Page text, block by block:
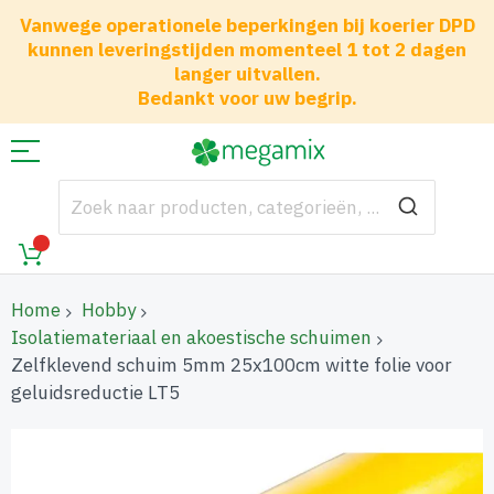
Vanwege operationele beperkingen bij koerier DPD
kunnen leveringstijden momenteel 1 tot 2 dagen
langer uitvallen.
Bedankt voor uw begrip.
Home
Hobby
Isolatiemateriaal en akoestische schuimen
Zelfklevend schuim 5mm 25x100cm witte folie voor
geluidsreductie LT5